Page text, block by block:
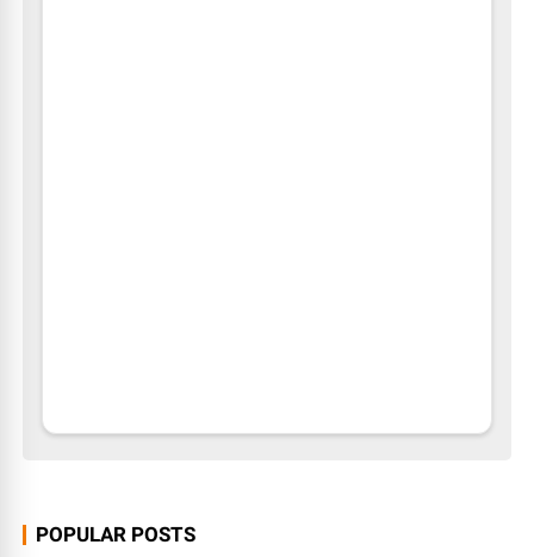
POPULAR POSTS